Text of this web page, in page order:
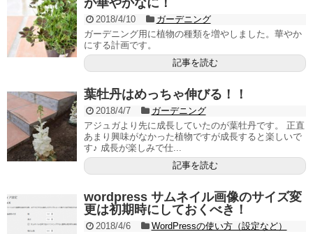
2018/4/10
ガーデニング
ガーデニング用に植物の種類を増やしました。華やか
にする計画です。
記事を読む
葉牡丹はめっちゃ伸びる！！
2018/4/7
ガーデニング
アジュガより先に成長していたのが葉牡丹です。 正直
あまり興味がなかった植物ですが成長すると楽しいで
す♪ 成長が楽しみで仕...
記事を読む
wordpress サムネイル画像のサイズ変
更は初期時にしておくべき！
2018/4/6
WordPressの使い方（設定など）